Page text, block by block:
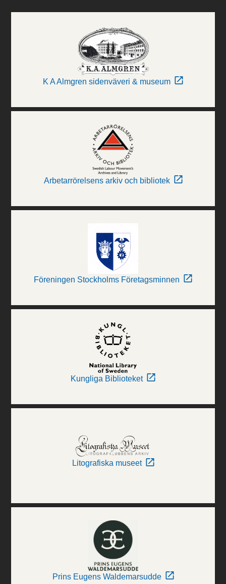
K A Almgren sidenväveri & museum
Arbetarrörelsens arkiv och bibliotek
Föreningen Stockholms Företagsminnen
Kungliga Biblioteket
Litografiska museet
Prins Eugens Waldemarsudde